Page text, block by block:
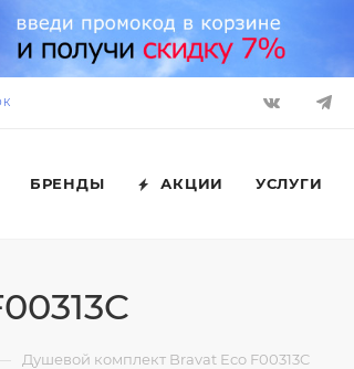
БРЕНДЫ АКЦИИ УСЛУГИ
Душевой комплект Bravat Eco F00313C